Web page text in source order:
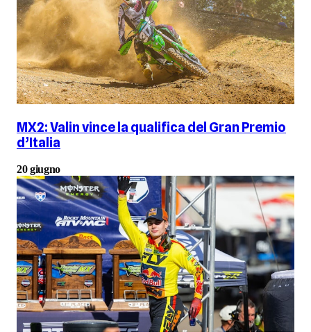
MX2: Valin vince la qualifica del Gran Premio
d’Italia
20 giugno